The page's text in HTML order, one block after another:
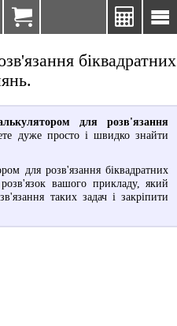



біквадратних
для розв'язання
дуже просто і швидко знайти
для розв'язання біквадратних
вашого прикладу, який
таких задач і закріпити